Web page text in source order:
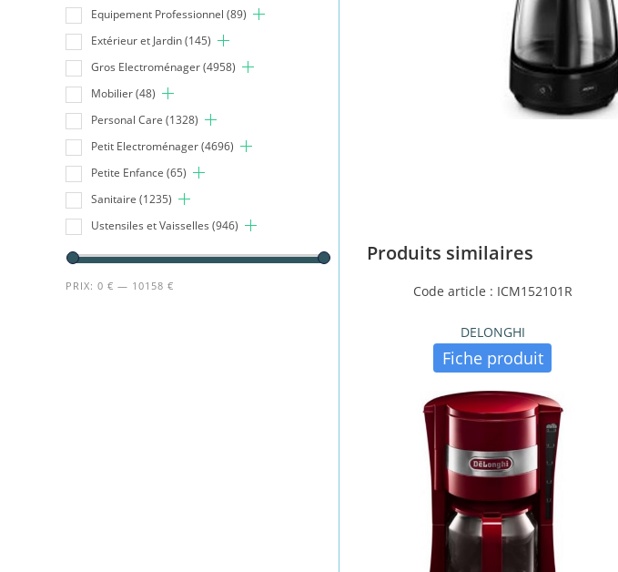
Produits similaires
Code article : ICM152101R
DELONGHI
Fiche produit
Equipement Professionnel (89)
Extérieur et Jardin(145)
Gros Electroménager(4958)
Mobilier(48)
Personal Care (1328)
Petit Electroménager(4696)
Petite Enfance (65)
Sanitaire (1235)
Ustensiles et Vaisselles (946)
PRIX: 0 € — 10158 €